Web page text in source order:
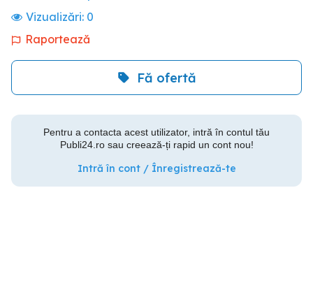
Vizualizări: 0
Raportează
Fă ofertă
Pentru a contacta acest utilizator, intră în contul tău
Publi24.ro sau creează-ți rapid un cont nou!
Intră în cont / Înregistrează-te